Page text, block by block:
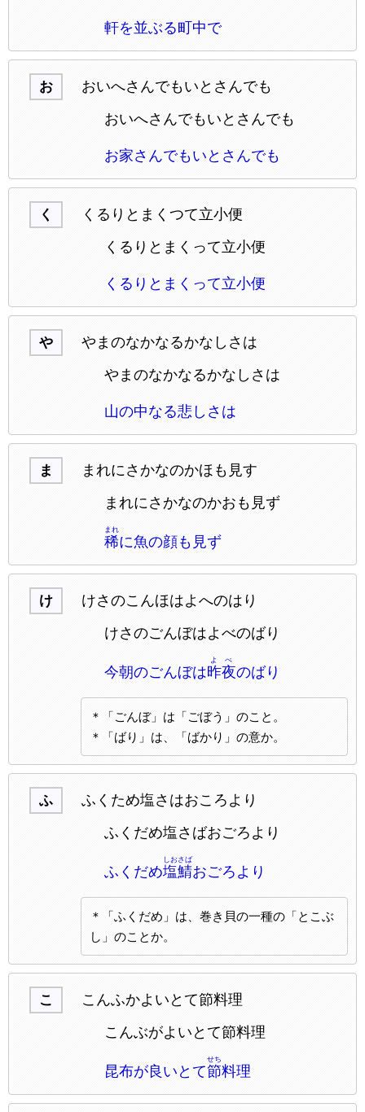
軒を並ぶる町中で
お
おいへさんでもいとさんでも
おいへさんでもいとさんでも
お家さんでもいとさんでも
く
くるりとまくつて立小便
くるりとまくって立小便
くるりとまくって立小便
や
やまのなかなるかなしさは
やまのなかなるかなしさは
山の中なる悲しさは
ま
まれにさかなのかほも見す
まれにさかなのかおも見ず
稀
まれ
に魚の顔も見ず
け
けさのこんほはよへのはり
けさのごんぼはよべのばり
今朝のごんぼは昨夜
よべ
のばり
＊「ごんぼ」は「ごぼう」のこと。
＊「ばり」は、「ばかり」の意か。
ふ
ふくため塩さはおころより
ふくだめ塩さばおごろより
ふくだめ塩鯖
しおさば
おごろより
＊「ふくだめ」は、巻き貝の一種の「とこぶ
し」のことか。
こ
こんふかよいとて節料理
こんぶがよいとて節料理
昆布が良いとて節
せち
料理